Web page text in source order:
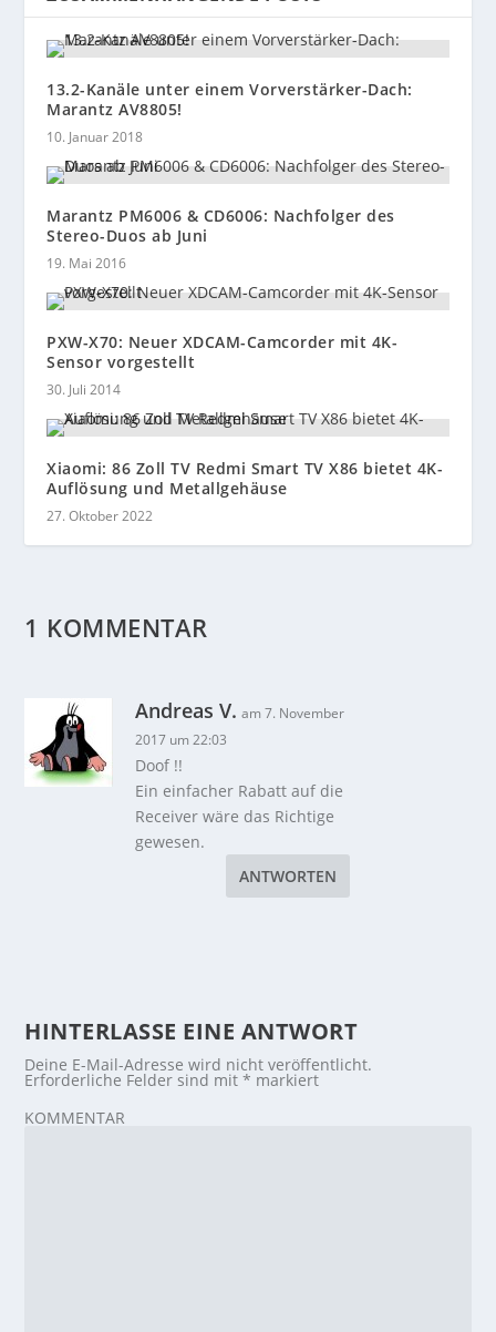
13.2-Kanäle unter einem Vorverstärker-Dach:
Marantz AV8805!
10. Januar 2018
Marantz PM6006 & CD6006: Nachfolger des
Stereo-Duos ab Juni
19. Mai 2016
PXW-X70: Neuer XDCAM-Camcorder mit 4K-
Sensor vorgestellt
30. Juli 2014
Xiaomi: 86 Zoll TV Redmi Smart TV X86 bietet 4K-
Auflösung und Metallgehäuse
27. Oktober 2022
1 KOMMENTAR
Andreas V. am 7. November
2017 um 22:03
Doof !!
Ein einfacher Rabatt auf die
Receiver wäre das Richtige
gewesen.
ANTWORTEN
HINTERLASSE EINE ANTWORT
Deine E-Mail-Adresse wird nicht veröffentlicht.
Erforderliche Felder sind mit* markiert
KOMMENTAR